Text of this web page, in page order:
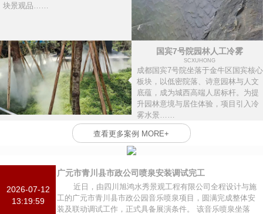
块景观品……
国宾7号院园林人工冷雾
SCXUHONG
成都国宾7号院坐落于金牛区国宾核心
板块，以低密院落、诗意园林与人文
底蕴，成为城西高端人居标杆。为提
升园林意境与居住体验，项目引入冷
雾水景……
查看更多案例 MORE+
2026-07-12
13:19:59
广元市青川县市政公司喷泉安装调试完工
近日，由四川旭鸿水秀景观工程有限公司全程设计与施
工的广元市青川县市政公园音乐喷泉项目，圆满完成整体安
装及联动调试工作，正式具备展演条件。 该音乐喷泉坐落